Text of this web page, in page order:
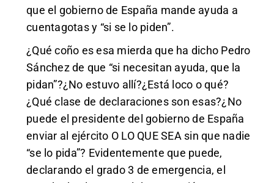
que el gobierno de España mande ayuda a
cuentagotas y “si se lo piden”.
¿Qué coño es esa mierda que ha dicho Pedro
Sánchez de que “si necesitan ayuda, que la
pidan”?¿No estuvo allí?¿Está loco o qué?
¿Qué clase de declaraciones son esas?¿No
puede el presidente del gobierno de España
enviar al ejército O LO QUE SEA sin que nadie
“se lo pida”? Evidentemente que puede,
declarando el grado 3 de emergencia, el